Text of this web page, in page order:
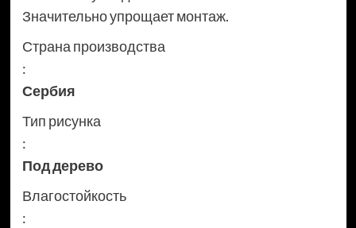
Значительно упрощает монтаж.
Страна производства
:
Сербия
Тип рисунка
:
Под дерево
Влагостойкость
: